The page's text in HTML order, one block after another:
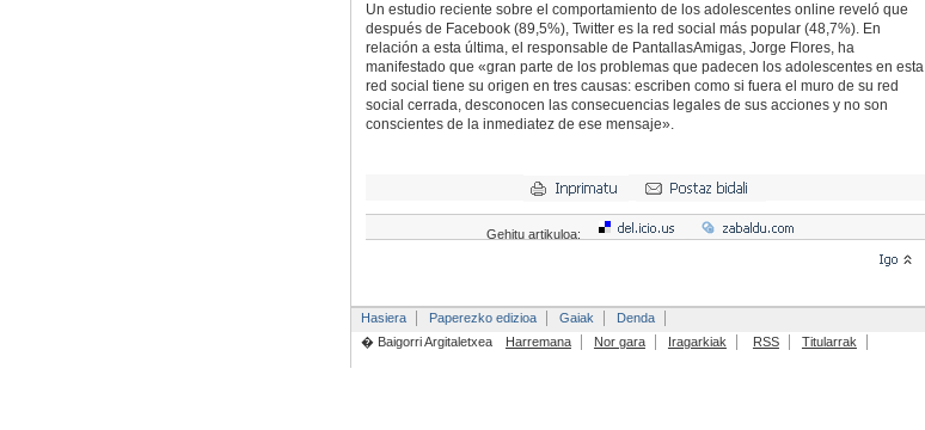
Un estudio reciente sobre el comportamiento de los adolescentes online reveló que
después de Facebook (89,5%), Twitter es la red social más popular (48,7%). En
relación a esta última, el responsable de PantallasAmigas, Jorge Flores, ha
manifestado que «gran parte de los problemas que padecen los adolescentes en esta
red social tiene su origen en tres causas: escriben como si fuera el muro de su red
social cerrada, desconocen las consecuencias legales de sus acciones y no son
conscientes de la inmediatez de ese mensaje».
Gehitu artikuloa:
Hasiera Paperezko edizioa Gaiak
Denda
� Baigorri Argitaletxea
Harremana Nor gara Iragarkiak RSS Titularrak